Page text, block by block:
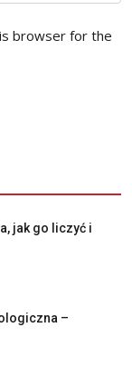
browser for the
jak go liczyć i
–